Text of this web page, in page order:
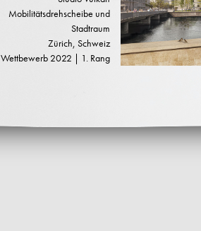
Mobilitätsdrehscheibe und
Stadtraum
Zürich, Schweiz
Wettbewerb 2022 | 1. Rang